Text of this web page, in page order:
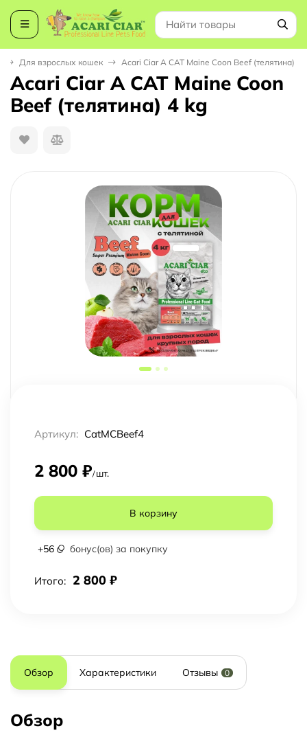
Для взрослых кошек Acari Ciar A CAT Maine Coon Beef (телятина) 4
Acari Ciar A CAT Maine Coon
Beef (телятина) 4 kg
Артикул: CatMCBeef4
2 800 ₽/ шт.
В корзину
+56 бонус(ов) за покупку
Итого: 2 800 ₽
Обзор Характеристики Отзывы 0
Обзор